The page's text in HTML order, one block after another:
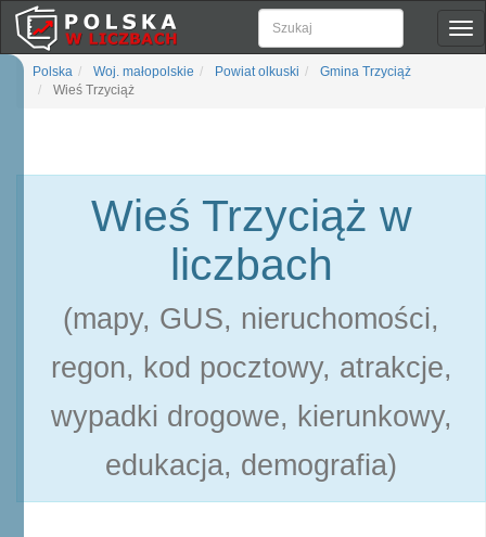
Polska Woj. małopolskie Powiat olkuski
Gmina Trzyciąż
Wieś Trzyciąż
Wieś Trzyciąż w
liczbach
(mapy, GUS, nieruchomości,
regon, kod pocztowy, atrakcje,
wypadki drogowe, kierunkowy,
edukacja, demografia)